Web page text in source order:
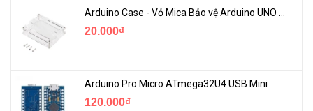
20.000₫
Arduino Pro Micro ATmega32U4 USB Mini
120.000₫